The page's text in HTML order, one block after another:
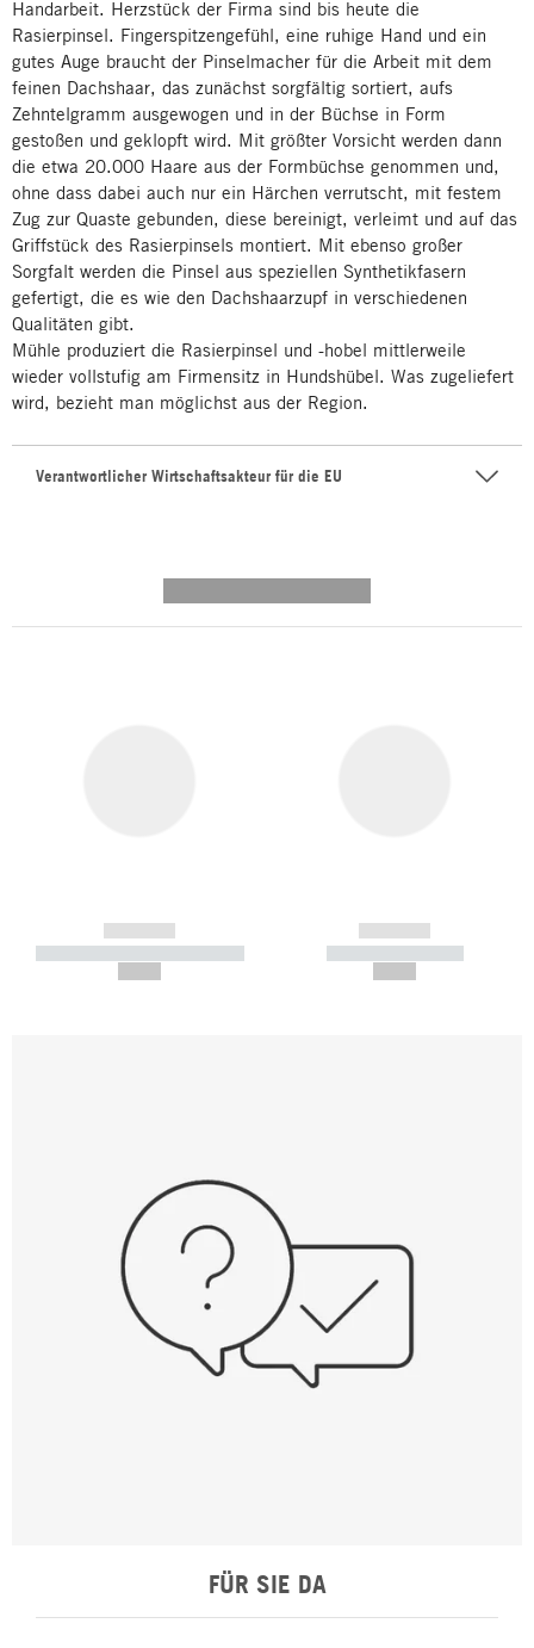
Handarbeit. Herzstück der Firma sind bis heute die
Rasierpinsel. Fingerspitzengefühl, eine ruhige Hand und ein
gutes Auge braucht der Pinselmacher für die Arbeit mit dem
feinen Dachshaar, das zunächst sorgfältig sortiert, aufs
Zehntelgramm ausgewogen und in der Büchse in Form
gestoßen und geklopft wird. Mit größter Vorsicht werden dann
die etwa 20.000 Haare aus der Formbüchse genommen und,
ohne dass dabei auch nur ein Härchen verrutscht, mit festem
Zug zur Quaste gebunden, diese bereinigt, verleimt und auf das
Griffstück des Rasierpinsels montiert. Mit ebenso großer
Sorgfalt werden die Pinsel aus speziellen Synthetikfasern
gefertigt, die es wie den Dachshaarzupf in verschiedenen
Qualitäten gibt.
Mühle produziert die Rasierpinsel und -hobel mittlerweile
wieder vollstufig am Firmensitz in Hundshübel. Was zugeliefert
wird, bezieht man möglichst aus der Region.
Verantwortlicher Wirtschaftsakteur für die EU
------------
----------- ----------- -----------
------------
----------- -----------
FÜR SIE DA